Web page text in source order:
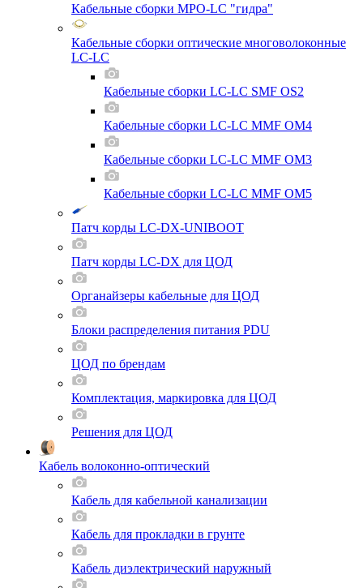
Кабельные сборки MPO-LC "гидра"
Кабельные сборки оптические многоволоконные
LC-LC
Кабельные сборки LC-LC SMF OS2
Кабельные сборки LC-LC MMF OM4
Кабельные сборки LC-LC MMF OM3
Кабельные сборки LC-LC MMF OM5
Патч корды LC-DX-UNIBOOT
Патч корды LC-DX для ЦОД
Органайзеры кабельные для ЦОД
Блоки распределения питания PDU
ЦОД по брендам
Комплектация, маркировка для ЦОД
Решения для ЦОД
Кабель волоконно-оптический
Кабель для кабельной канализации
Кабель для прокладки в грунте
Кабель диэлектрический наружный